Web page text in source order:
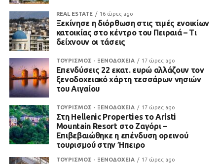
REAL ESTATE 16 ώρες ago
Ξεκίνησε η διόρθωση στις τιμές ενοικίων
κατοικίας στο κέντρο του Πειραιά – Τι
δείχνουν οι τάσεις
ΤΟΥΡΙΣΜΟΣ - ΞΕΝΟΔΟΧΕΙΑ 17 ώρες ago
Επενδύσεις 22 εκατ. ευρώ αλλάζουν τον
ξενοδοχειακό χάρτη τεσσάρων νησιών
του Αιγαίου
ΤΟΥΡΙΣΜΟΣ - ΞΕΝΟΔΟΧΕΙΑ 17 ώρες ago
Στη Hellenic Properties το Aristi
Mountain Resort στο Ζαγόρι –
Επιβεβαιώθηκε η επένδυση ορεινού
τουρισμού στην Ήπειρο
ΤΟΥΡΙΣΜΟΣ - ΞΕΝΟΔΟΧΕΙΑ 17 ώρες ago